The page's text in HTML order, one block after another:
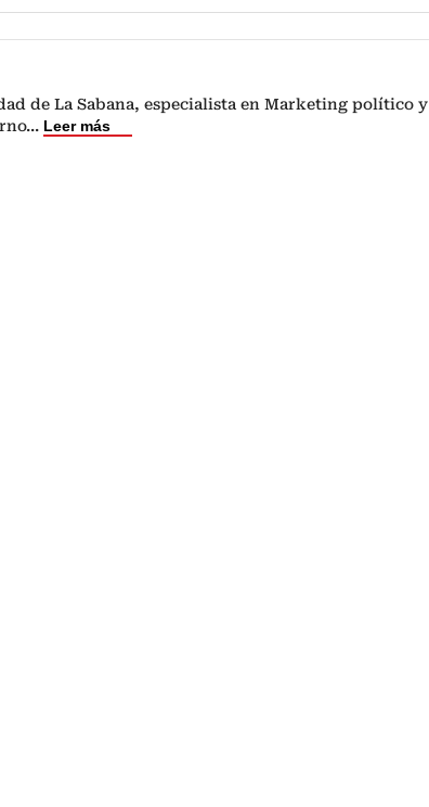
de La Sabana, especialista en Marketing político y
... Leer más